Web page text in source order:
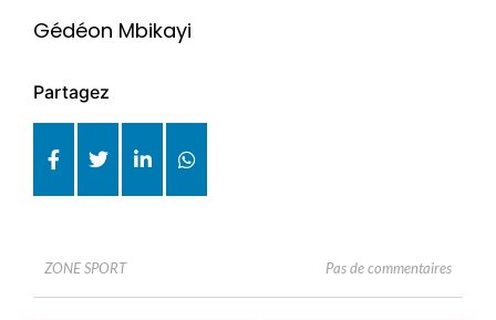
Gédéon Mbikayi
Partagez
ZONE SPORT Pas de commentaires